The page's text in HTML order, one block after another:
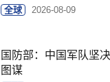
全球 2026-08-09
国防部：中国军队坚
图谋